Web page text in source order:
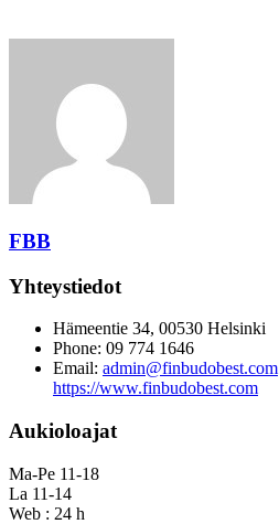
FBB
Yhteystiedot
Hämeentie 34, 00530 Helsinki
Phone: 09 774 1646
Email: admin@finbudobest.com
https://www.finbudobest.com
Aukioloajat
Ma-Pe 11-18
La 11-14
Web : 24 h